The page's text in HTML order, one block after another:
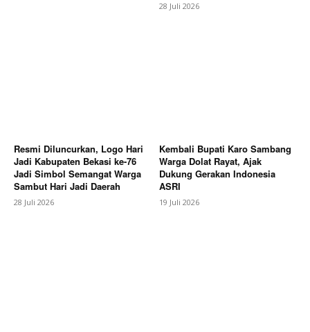
SUBSCRIBE NOW
28 Juli 2026
Resmi Diluncurkan, Logo Hari
Jadi Kabupaten Bekasi ke-76
Jadi Simbol Semangat Warga
Sambut Hari Jadi Daerah
28 Juli 2026
Kembali Bupati Karo Sambang
Warga Dolat Rayat, Ajak
Dukung Gerakan Indonesia
ASRI
19 Juli 2026